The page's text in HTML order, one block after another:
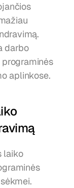
darbo
aplinkose.
laiko